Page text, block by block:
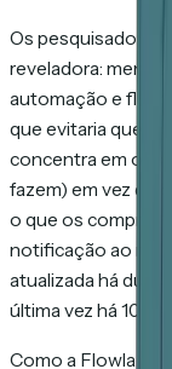
Os pesquisadores
reveladora: menos
automação e
que evitaria que
concentra em
fazem) em vez de
o que os
notificação ao
atualizada há duas
última vez há 10
Como a Flowla